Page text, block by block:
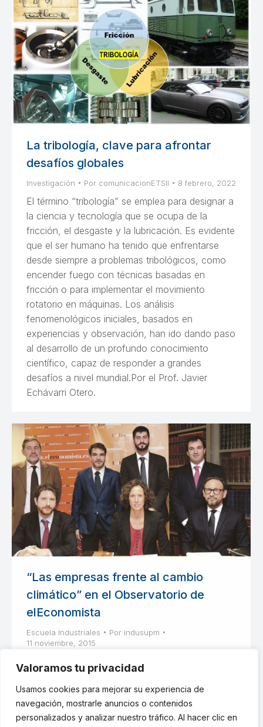
Valoramos tu privacidad
Usamos cookies para mejorar su experiencia de
navegación, mostrarle anuncios o contenidos
personalizados y analizar nuestro tráfico. Al hacer clic en
La tribología, clave para afrontar
desafíos globales
Investigación Por comunicacionETSII 8 febrero, 2022
El término “tribología” se emplea para designar a
la ciencia y tecnología que se ocupa de la
fricción, el desgaste y la lubricación. Es evidente
que el ser humano ha tenido que enfrentarse
desde siempre a problemas tribológicos, como
encender fuego con técnicas basadas en
fricción o para implementar el movimiento
rotatorio en máquinas. Los análisis
fenomenológicos iniciales, basados en
experiencias y observación, han ido dando paso
al desarrollo de un profundo conocimiento
científico, capaz de responder a grandes
desafíos a nivel mundial.Por el Prof. Javier
Echávarri Otero.
“Las empresas frente al cambio
climático” en el Observatorio de
elEconomista
Escuela Industriales Por indusupm
11 noviembre, 2015
Un total de 196 países se reunirán entre el 30 de
noviembre y el 11 de diciembre en la Cumbre
climática de París